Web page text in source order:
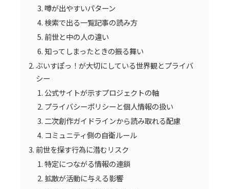
噂が出やすいパターン
検索で出る一覧記事の読み方
前世と中の人の違い
知ってしまったときの振る舞い
ぶいすぽっ！が大切にしている世界観とプライバ
シー
公式サイトが示すプロジェクトの軸
プライバシーポリシーと個人情報の扱い
二次創作ガイドラインから読み取れる配慮
コミュニティ側の自衛ルール
前世を探す行為に潜むリスク
特定につながる情報の連鎖
拡散が活動に与える影響